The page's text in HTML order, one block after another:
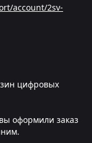
account/2sv-
цифровых
оформили заказ